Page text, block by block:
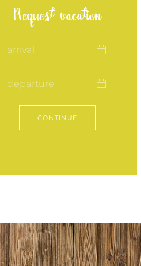
Request vacation
CONTINUE